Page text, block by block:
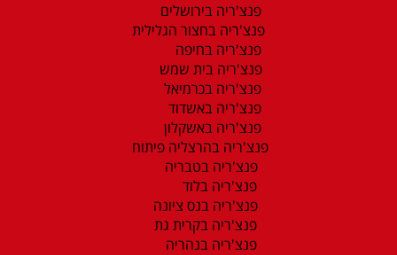
פנצ'ריה בירושלים
פנצ'ריה בחצור הגלילית
פנצ'ריה בחיפה
פנצ'ריה בית שמש
פנצ'ריה בכרמיאל
פנצ'ריה באשדוד
פנצ'ריה באשקלון
פנצ'ריה בהרצליה פיתוח
פנצ'ריה בטבריה
פנצ'ריה בלוד
פנצ'ריה בנס ציונה
פנצ'ריה בקרית גת
פנצ'ריה בנהריה